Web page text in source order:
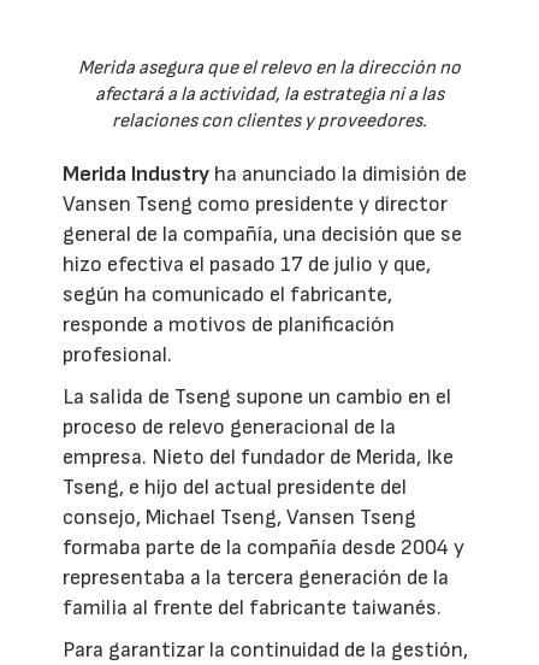
Merida asegura que el relevo en la dirección no
afectará a la actividad, la estrategia ni a las
relaciones con clientes y proveedores.
Merida Industry ha anunciado la dimisión de
Vansen Tseng como presidente y director
general de la compañía, una decisión que se
hizo efectiva el pasado 17 de julio y que,
según ha comunicado el fabricante,
responde a motivos de planificación
profesional.
La salida de Tseng supone un cambio en el
proceso de relevo generacional de la
empresa. Nieto del fundador de Merida, Ike
Tseng, e hijo del actual presidente del
consejo, Michael Tseng, Vansen Tseng
formaba parte de la compañía desde 2004 y
representaba a la tercera generación de la
familia al frente del fabricante taiwanés.
Para garantizar la continuidad de la gestión,